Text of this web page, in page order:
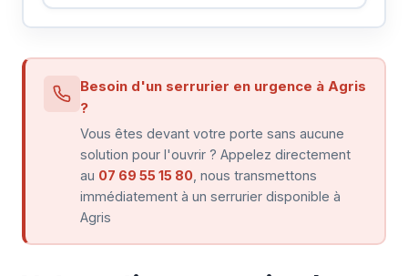
Besoin d'un serrurier en urgence à Agris
?
Vous êtes devant votre porte sans aucune
solution pour l'ouvrir ? Appelez directement
au 07 69 55 15 80 , nous transmettons
immédiatement à un serrurier disponible à
Agris